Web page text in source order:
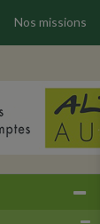
Nos missions